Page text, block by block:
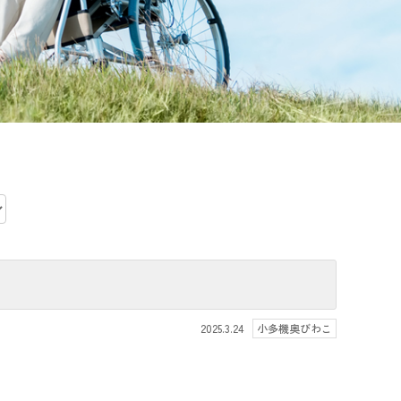
2025.3.24 小多機奥びわこ